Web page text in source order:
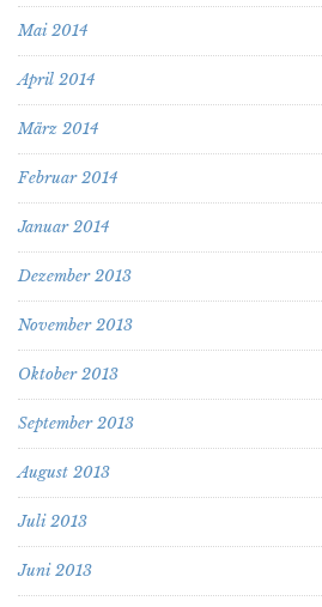
Mai 2014
April 2014
März 2014
Februar 2014
Januar 2014
Dezember 2013
November 2013
Oktober 2013
September 2013
August 2013
Juli 2013
Juni 2013